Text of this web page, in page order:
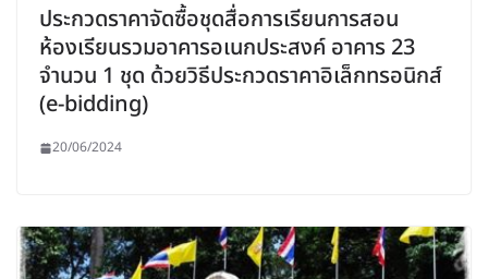
ประกวดราคาจัดซื้อชุดสื่อการเรียนการสอน
ห้องเรียนรวมอาคารอเนกประสงค์ อาคาร 23
จำนวน 1 ชุด ด้วยวิธีประกวดราคาอิเล็กทรอนิกส์
(e-bidding)
20/06/2024